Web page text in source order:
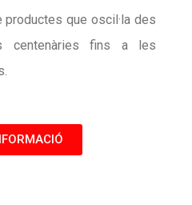
productes que oscil·la des
centenàries fins a les